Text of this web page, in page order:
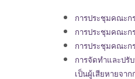
การประชุมคณะก
การประชุมคณะก
การประชุมคณะก
การจัดทำและปรั
เป็นผู้เสียหายจา